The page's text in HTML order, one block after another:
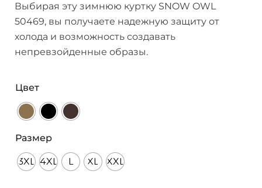
Выбирая эту зимнюю куртку SNOW OWL
50469, вы получаете надежную защиту от
холода и возможность создавать
непревзойденные образы.
Цвет
Размер
3XL 4XL L XL XXL